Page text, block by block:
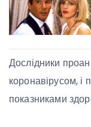
Дослідники
коронавірусом, і
показниками